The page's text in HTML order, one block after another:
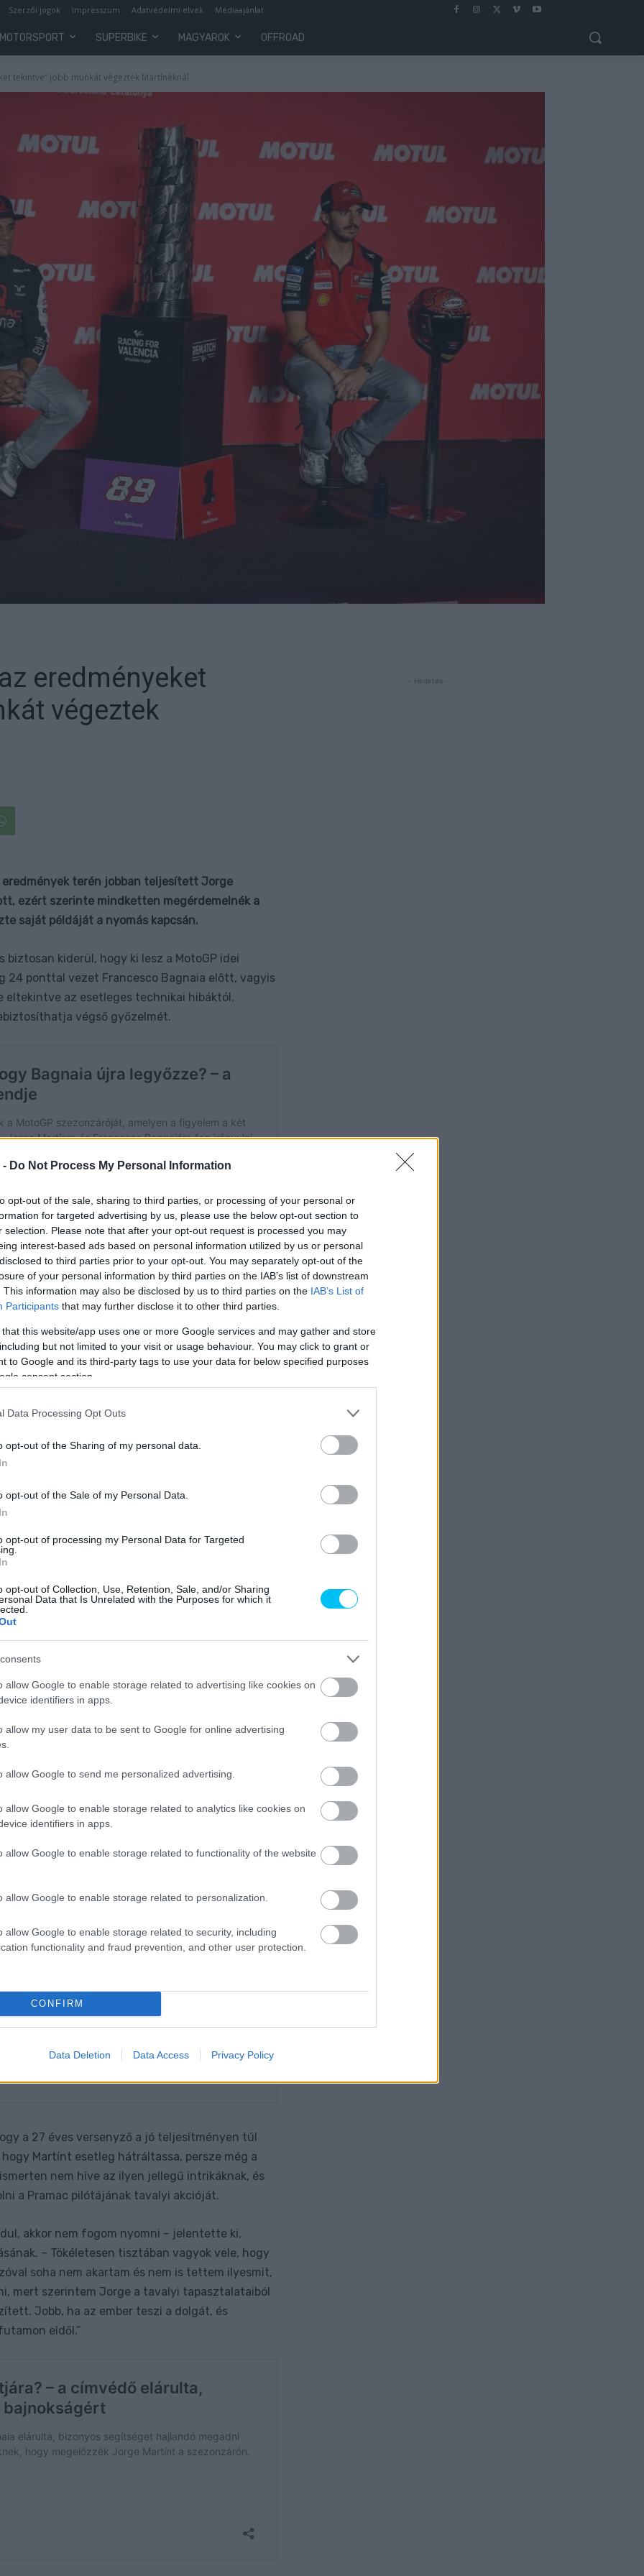
- Do Not Process My Personal Information
opt-out of the sale, sharing to third parties, or processing of your personal or
for targeted advertising by us, please use the below opt-out section to
selection. Please note that after your opt-out request is processed you may
interest-based ads based on personal information utilized by us or personal
to third parties prior to your opt-out. You may separately opt-out of the
of your personal information by third parties on the IAB’s list of downstream
This information may also be disclosed by us to third parties on the IAB’s List of
Participants that may further disclose it to other third parties.
that this website/app uses one or more Google services and may gather and store
but not limited to your visit or usage behaviour. You may click to grant or
to Google and its third-party tags to use your data for below specified purposes
consent section.
Data Processing Opt Outs
opt-out of the Sharing of my personal data.
opt-out of the Sale of my Personal Data.
opt-out of processing my Personal Data for Targeted
opt-out of Collection, Use, Retention, Sale, and/or Sharing
Data that Is Unrelated with the Purposes for which it
allow Google to enable storage related to advertising like cookies on
identifiers in apps.
allow my user data to be sent to Google for online advertising
allow Google to send me personalized advertising.
allow Google to enable storage related to analytics like cookies on
identifiers in apps.
allow Google to enable storage related to functionality of the website
allow Google to enable storage related to personalization.
allow Google to enable storage related to security, including
functionality and fraud prevention, and other user protection.
CONFIRM
Data Deletion Data Access Privacy Policy
Szerzői jogok Impresszum Adatvédelmi elvek Médiaajánlat
MOTORSPORT SUPERBIKE MAGYAROK OFFROAD
tekintve” jobb munkát végeztek Martínéknál
eredményeket
végeztek
terén jobban teljesített Jorge
ezért szerinte mindketten megérdemelnék a
saját példáját a nyomás kapcsán.
kiderül, hogy ki lesz a MotoGP idei
24 ponttal vezet Francesco Bagnaia előtt, vagyis
eltekintve az esetleges technikai hibáktól.
végső győzelmét.
főfutamból csupán hármat nyert meg,
tart. A gyári Ducati pilótája éppen ezért úgy véli,
azt is elismeri, hogy jóval többet hibázott nála.
is tudna örülni.
címet az alapján, amit tettünk –
felvezet
bajnok akar lenni, precízebben,
pedig konzisztensebb volt nálam. Az
munkát végeztünk, mert tíz vasárnapi és hat
eredmények terén remek munkát végeztünk.
a bajnoki címet. Annyit akarok
elbukni]. Mindenesetre, [amennyiben]
ismerjük egymást, és boldog vagyok, hogy
az elsőségre.”
is lehetséges, jó eséllyel mind a 37 pontot
miben reménykednie. Éppen ezért nem is
lesz a feladatom, hogy mindkét futamot
ami történik” – szögezte le.
a 27 éves versenyző a jó teljesítményen túl
Martínt esetleg hátráltassa, persze még a
nem híve az ilyen jellegű intrikáknak, és
a Pramac pilótájának tavalyi akcióját.
akkor nem fogom nyomni – jelentette ki,
– Tökéletesen tisztában vagyok vele, hogy
soha nem akartam és nem is tettem ilyesmit,
mert szerintem Jorge a tavalyi tapasztalataiból
Jobb, ha az ember teszi a dolgát, és
eldől.”
- Hirdetés -